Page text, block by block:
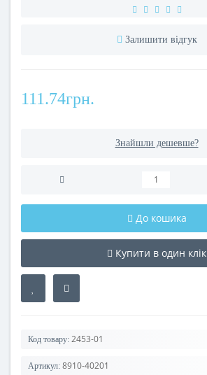
Залишити відгук
111.74грн.
Знайшли дешевше?
До кошика
Купити в один клік
Код товару: 2453-01
Артикул: 8910-40201